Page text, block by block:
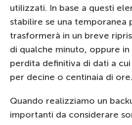
utilizzati. In base a questi
stabilire se una temporanea
trasformerà in un breve
di qualche minuto, oppure in
perdita definitiva di dati a
per decine o centinaia di ore.
Quando realizziamo un
importanti da considerare